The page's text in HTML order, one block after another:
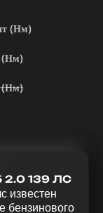
(Нм)
(Нм)
(Нм)
2.0 139 ЛС
известен
бензинового